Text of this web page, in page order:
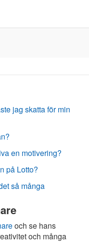
jag skatta för min
en motivering?
på Lotto?
så många
och se hans
och många